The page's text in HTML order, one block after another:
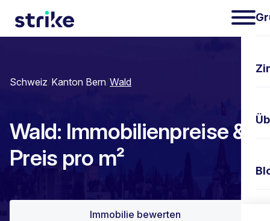
Schweiz/Kanton Bern/Wald
Wald: Immobilienpreise &
Preis pro m²
Immobilie bewerten